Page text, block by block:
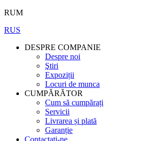
RUM
RUS
DESPRE COMPANIE
Despre noi
Ştiri
Expoziții
Locuri de munca
CUMPĂRĂTOR
Cum să cumpărați
Servicii
Livrarea și plată
Garanție
Contactați-ne